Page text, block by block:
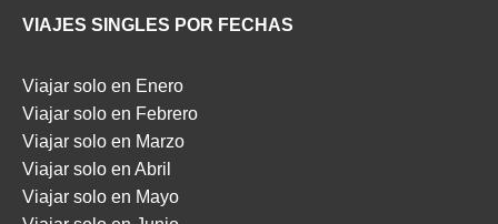
VIAJES SINGLES POR FECHAS
Viajar solo en Enero
Viajar solo en Febrero
Viajar solo en Marzo
Viajar solo en Abril
Viajar solo en Mayo